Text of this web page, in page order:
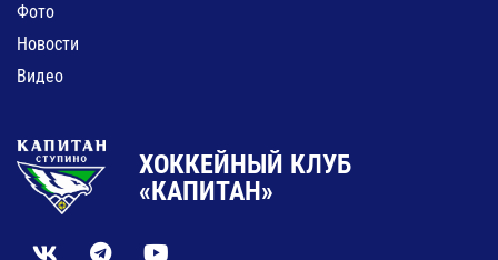
Фото
Новости
Видео
ХОККЕЙНЫЙ КЛУБ
«КАПИТАН»